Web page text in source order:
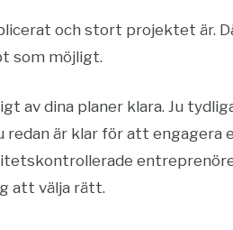
och stort projektet är.
som möjligt.
av dina planer klara. Ju
är klar för att engagera
att välja rätt.